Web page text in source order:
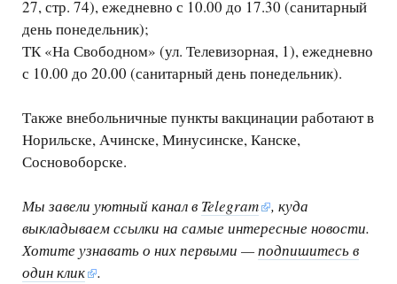
27, стр. 74), ежедневно с 10.00 до 17.30 (санитарный
день понедельник);
ТК «На Свободном» (ул. Телевизорная, 1), ежедневно
с 10.00 до 20.00 (санитарный день понедельник).
Также внебольничные пункты вакцинации работают в
Норильске, Ачинске, Минусинске, Канске,
Сосновоборске.
Мы завели уютный канал в Telegram
, куда
выкладываем ссылки на самые интересные новости.
Хотите узнавать о них первыми —подпишитесь в
один клик
.